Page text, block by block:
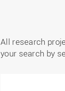
All research
your search by